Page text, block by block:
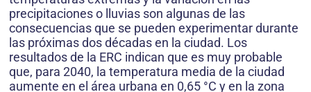
precipitaciones o lluvias son algunas de las
consecuencias que se pueden experimentar durante
las próximas dos décadas en la ciudad. Los
resultados de la ERC indican que es muy probable
que, para 2040, la temperatura media de la ciudad
aumente en el área urbana en 0,65 °C y en la zona